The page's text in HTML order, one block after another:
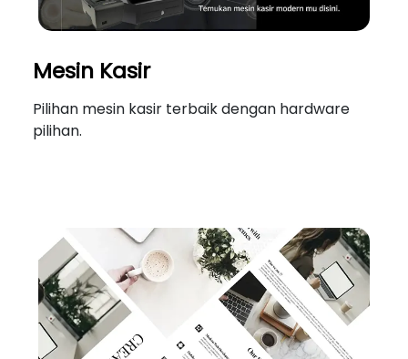
Mesin Kasir
Pilihan mesin kasir terbaik dengan hardware
pilihan.